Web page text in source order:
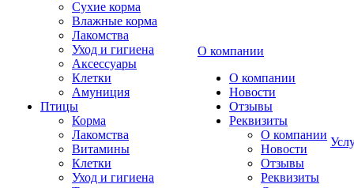
Сухие корма
Влажные корма
Лакомства
Уход и гигиена
Аксессуары
Клетки
Амуниция
Птицы
Корма
Лакомства
Витамины
Клетки
Уход и гигиена
О компании
О компании
Новости
Отзывы
Реквизиты
О компании
Новости
Отзывы
Реквизиты